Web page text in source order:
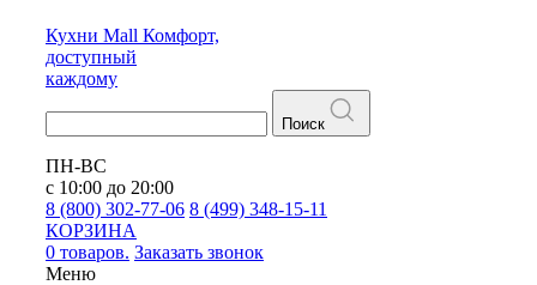
Кухни Mall Комфорт,
доступный
каждому
Поиск
ПН-ВС
с 10:00 до 20:00
8 (800) 302-77-06 8 (499) 348-15-11
КОРЗИНА
0 товаров. Заказать звонок
Меню